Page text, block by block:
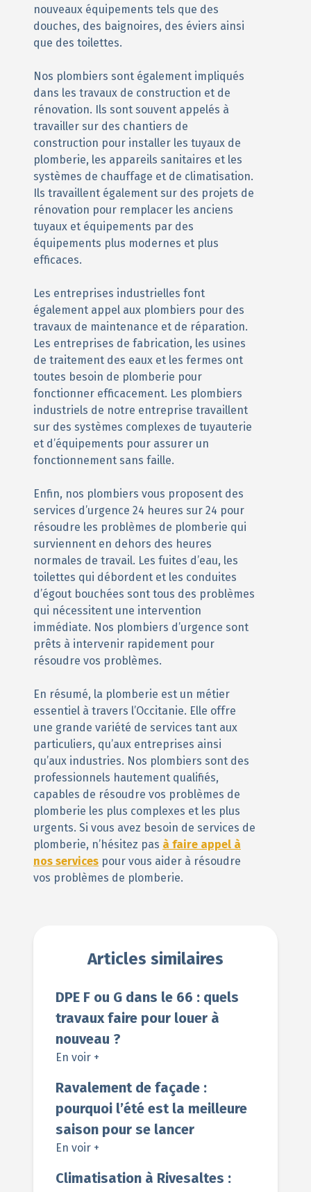
nouveaux équipements tels que des
douches, des baignoires, des éviers ainsi
que des toilettes.
Nos plombiers sont également impliqués
dans les travaux de construction et de
rénovation. Ils sont souvent appelés à
travailler sur des chantiers de
construction pour installer les tuyaux de
plomberie, les appareils sanitaires et les
systèmes de chauffage et de climatisation.
Ils travaillent également sur des projets de
rénovation pour remplacer les anciens
tuyaux et équipements par des
équipements plus modernes et plus
efficaces.
Les entreprises industrielles font
également appel aux plombiers pour des
travaux de maintenance et de réparation.
Les entreprises de fabrication, les usines
de traitement des eaux et les fermes ont
toutes besoin de plomberie pour
fonctionner efficacement. Les plombiers
industriels de notre entreprise travaillent
sur des systèmes complexes de tuyauterie
et d’équipements pour assurer un
fonctionnement sans faille.
Enfin, nos plombiers vous proposent des
services d’urgence 24 heures sur 24 pour
résoudre les problèmes de plomberie qui
surviennent en dehors des heures
normales de travail. Les fuites d’eau, les
toilettes qui débordent et les conduites
d’égout bouchées sont tous des problèmes
qui nécessitent une intervention
immédiate. Nos plombiers d’urgence sont
prêts à intervenir rapidement pour
résoudre vos problèmes.
En résumé, la plomberie est un métier
essentiel à travers l’Occitanie. Elle offre
une grande variété de services tant aux
particuliers, qu’aux entreprises ainsi
qu’aux industries. Nos plombiers sont des
professionnels hautement qualifiés,
capables de résoudre vos problèmes de
plomberie les plus complexes et les plus
urgents. Si vous avez besoin de services de
plomberie, n’hésitez pas à faire appel à
nos services pour vous aider à résoudre
vos problèmes de plomberie.
Articles similaires
DPE F ou G dans le 66 : quels
travaux faire pour louer à
nouveau ?
En voir +
Ravalement de façade :
pourquoi l’été est la meilleure
saison pour se lancer
En voir +
Climatisation à Rivesaltes :